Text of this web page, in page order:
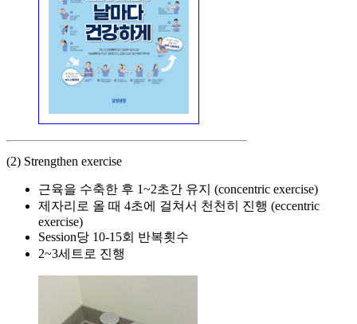
(2) Strengthen exercise
근육을 수축한 후 1~2초간 유지 (concentric exercise)
제자리로 올 때 4초에 걸쳐서 천천히 진행 (eccentric
exercise)
Session당 10-15회 반복횟수
2~3세트로 진행